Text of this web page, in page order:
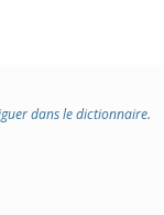
dans le dictionnaire.